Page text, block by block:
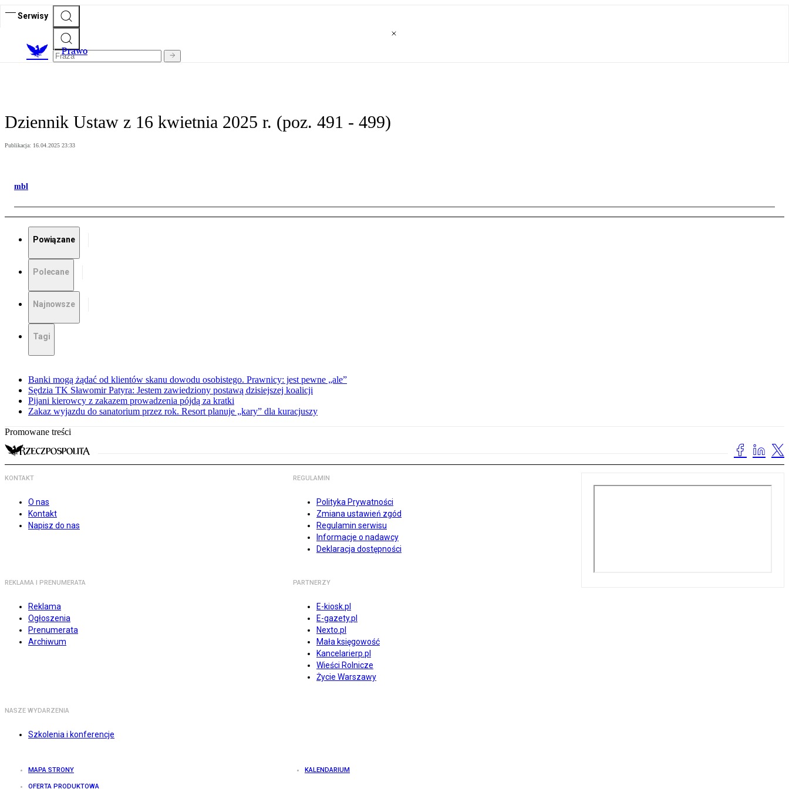
Serwisy
Prawo
Dziennik Ustaw z 16 kwietnia 2025 r. (poz. 491 - 499)
Publikacja: 16.04.2025 23:33
mbl
Powiązane
Polecane
Najnowsze
Tagi
Banki mogą żądać od klientów skanu dowodu osobistego. Prawnicy: jest pewne „ale”
Sędzia TK Sławomir Patyra: Jestem zawiedziony postawą dzisiejszej koalicji
Pijani kierowcy z zakazem prowadzenia pójdą za kratki
Zakaz wyjazdu do sanatorium przez rok. Resort planuje „kary” dla kuracjuszy
Promowane treści
KONTAKT
O nas
Kontakt
Napisz do nas
REGULAMIN
Polityka Prywatności
Zmiana ustawień zgód
Regulamin serwisu
Informacje o nadawcy
Deklaracja dostępności
REKLAMA I PRENUMERATA
Reklama
Ogłoszenia
Prenumerata
Archiwum
PARTNERZY
E-kiosk.pl
E-gazety.pl
Nexto.pl
Mała księgowość
Kancelarierp.pl
Wieści Rolnicze
Życie Warszawy
NASZE WYDARZENIA
Szkolenia i konferencje
MAPA STRONY KALENDARIUM
OFERTA PRODUKTOWA